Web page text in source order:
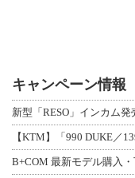
キャンペーン情報
【KTM】「990 DUKE／